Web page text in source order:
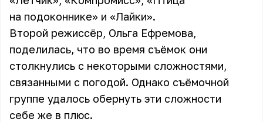
на подоконнике» и «Лайки».
Второй режиссёр, Ольга Ефремова,
поделилась, что во время съёмок они
столкнулись с некоторыми сложностями,
связанными с погодой. Однако съёмочной
группе удалось обернуть эти сложности
себе же в плюс.